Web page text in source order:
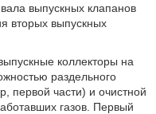
выпускных клапанов
вторых выпускных
коллекторы на
раздельного
первой части) и очистной
газов. Первый